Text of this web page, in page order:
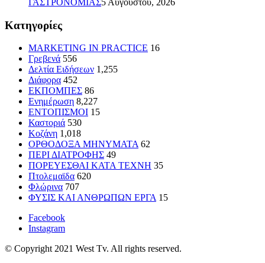
ΓΑΣΤΡΟΝΟΜΙΑΣ5 Αυγούστου, 2026
Kατηγορίες
MARKETING IN PRACTICE 16
Γρεβενά 556
Δελτία Ειδήσεων 1,255
Διάφορα 452
ΕΚΠΟΜΠΕΣ 86
Ενημέρωση 8,227
ΕΝΤΟΠΙΣΜΟΙ 15
Καστοριά 530
Κοζάνη 1,018
ΟΡΘΟΔΟΞΑ ΜΗΝΥΜΑΤΑ 62
ΠΕΡΙ ΔΙΑΤΡΟΦΗΣ 49
ΠΟΡΕΥΕΣΘΑΙ ΚΑΤΑ ΤΕΧΝΗ 35
Πτολεμαϊδα 620
Φλώρινα 707
ΦΥΣΙΣ ΚΑΙ ΑΝΘΡΩΠΩΝ ΕΡΓΑ 15
Facebook
Instagram
© Copyright 2021 West Tv. All rights reserved.